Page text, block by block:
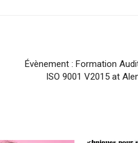
Évènement : Formation
ISO 9001 V2015 at